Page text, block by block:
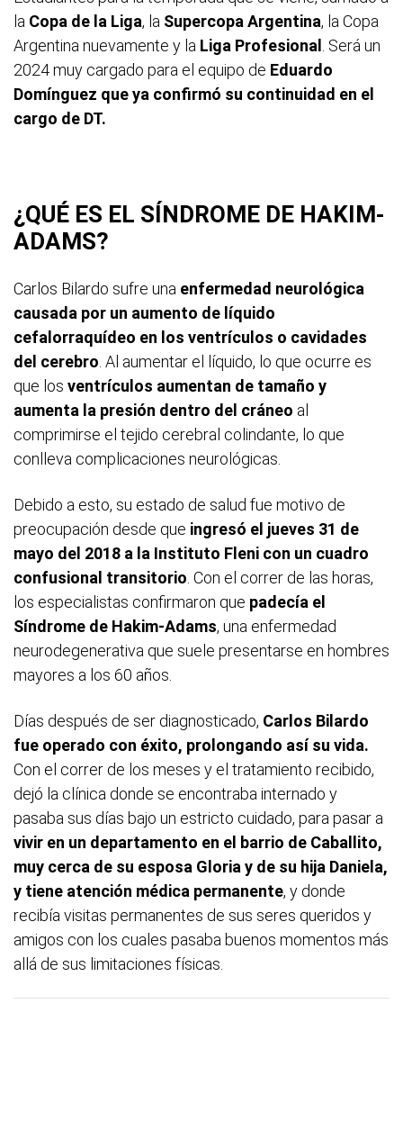
la Copa de la Liga, la Supercopa Argentina, la Copa
Argentina nuevamente y la Liga Profesional
. Será un
2024 muy cargado para el equipo de Eduardo
Domínguez que ya confirmó su continuidad en el
cargo de DT.
¿QUÉ ES EL SÍNDROME DE HAKIM-
ADAMS?
Carlos Bilardo sufre una enfermedad neurológica
causada por un aumento de líquido
cefalorraquídeo en los ventrículos o cavidades
del cerebro . Al aumentar el líquido, lo que ocurre es
que los ventrículos aumentan de tamaño y
aumenta la presión dentro del cráneo al
comprimirse el tejido cerebral colindante, lo que
conlleva complicaciones neurológicas.
Debido a esto, su estado de salud fue motivo de
preocupación desde que ingresó el jueves 31 de
mayo del 2018 a la Instituto Fleni con un cuadro
confusional transitorio . Con el correr de las horas,
los especialistas confirmaron que padecía el
Síndrome de Hakim-Adams, una enfermedad
neurodegenerativa que suele presentarse en hombres
mayores a los 60 años.
Días después de ser diagnosticado, Carlos Bilardo
fue operado con éxito, prolongando así su vida.
Con el correr de los meses y el tratamiento recibido,
dejó la clínica donde se encontraba internado y
pasaba sus días bajo un estricto cuidado, para pasar a
vivir en un departamento en el barrio de Caballito,
muy cerca de su esposa Gloria y de su hija Daniela,
y tiene atención médica permanente, y donde
recibía visitas permanentes de sus seres queridos y
amigos con los cuales pasaba buenos momentos más
allá de sus limitaciones físicas.